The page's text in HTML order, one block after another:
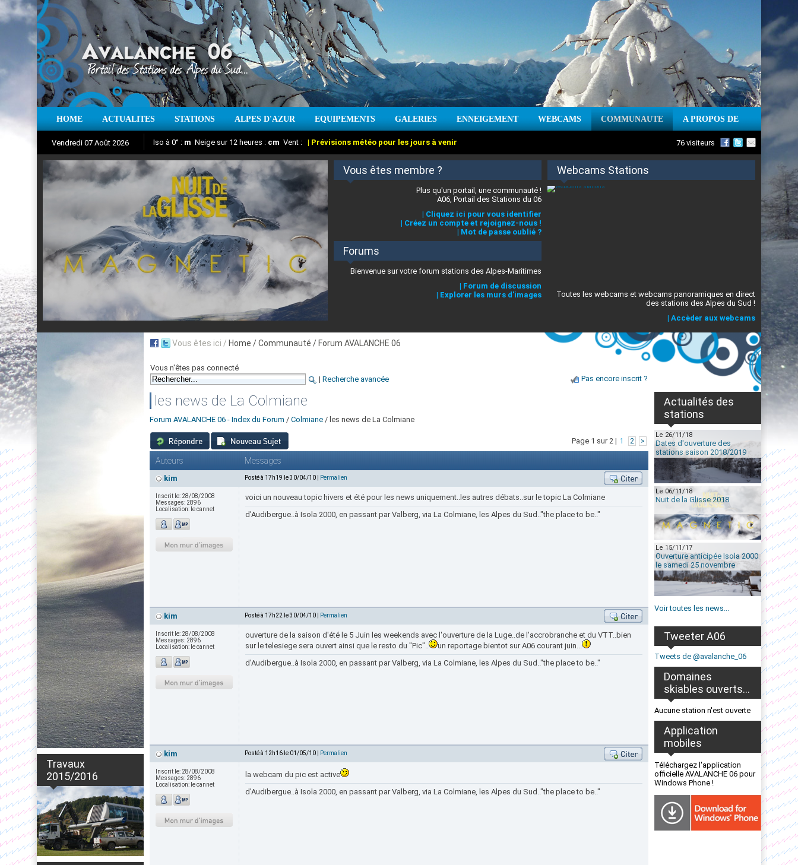
HOME ACTUALITES STATIONS ALPES D'AZUR EQUIPEMENTS GALERIES ENNEIGEMENT WEBCAMS COMMUNAUTE A PROPOS DE
Vendredi 07 Août 2026
Aujourd'hui : T° Min : °C T° Max :°C Prévisions météo pour les jours à venir
Iso à 0° : m Neige sur 12 heures : cm Vent : | Prévisions météo pour les jours à venir
Suivez en direct l'actualité des stations des Alpes-Maritimes
76 visiteurs
Nuit de la Glisse 2018 Vous êtes membre ?
Plus qu'un portail, une communauté !
A06, Portail des Stations du 06
| Cliquez ici pour vous identifier
| Créez un compte et rejoignez-nous !
| Mot de passe oublié ?
Forums
Bienvenue sur votre forum stations des Alpes-Maritimes
| Forum de discussion
| Explorer les murs d'images
Webcams Stations
Toutes les webcams et webcams panoramiques en direct
des stations des Alpes du Sud !
| Accèder aux webcams
Travaux
2015/2016
Vous êtes ici / Home / Communauté / Forum AVALANCHE 06
Vous n'êtes pas connecté
| Recherche avancée Pas encore inscrit ?
les news de La Colmiane
Forum AVALANCHE 06 - Index du Forum / Colmiane / les news de La Colmiane
Page 1 sur 2 | 1 2 >
Auteurs Messages
kim Posté à 17h19 le 30/04/10 | Permalien
Inscrit le: 28/08/2008
Messages: 2896
Localisation: le cannet
voici un nouveau topic hivers et été pour les news uniquement..les autres débats..sur le topic La Colmiane
d'Audibergue..à Isola 2000, en passant par Valberg, via La Colmiane, les Alpes du Sud.."the place to be.."
kim Posté à 17h22 le 30/04/10 | Permalien
Inscrit le: 28/08/2008
Messages: 2896
Localisation: le cannet
ouverture de la saison d'été le 5 Juin les weekends avec l'ouverture de la Luge..de l'accrobranche et du VTT..bien
sur le telesiege sera ouvert ainsi que le resto du "Pic"..
un reportage bientot sur A06 courant juin...
d'Audibergue..à Isola 2000, en passant par Valberg, via La Colmiane, les Alpes du Sud.."the place to be.."
kim Posté à 12h16 le 01/05/10 | Permalien
Inscrit le: 28/08/2008
Messages: 2896
Localisation: le cannet
la webcam du pic est active
d'Audibergue..à Isola 2000, en passant par Valberg, via La Colmiane, les Alpes du Sud.."the place to be.."
Actualités des
stations
Le 26/11/18
Dates d'ouverture des
stations saison 2018/2019
Le 06/11/18
Nuit de la Glisse 2018
Le 15/11/17
Ouverture anticipée Isola 2000
le samedi 25 novembre
Voir toutes les news...
Tweeter A06
Tweets de @avalanche_06
Domaines
skiables ouverts...
Aucune station n'est ouverte
Application
mobiles
Téléchargez l'application
officielle AVALANCHE 06 pour
Windows Phone !